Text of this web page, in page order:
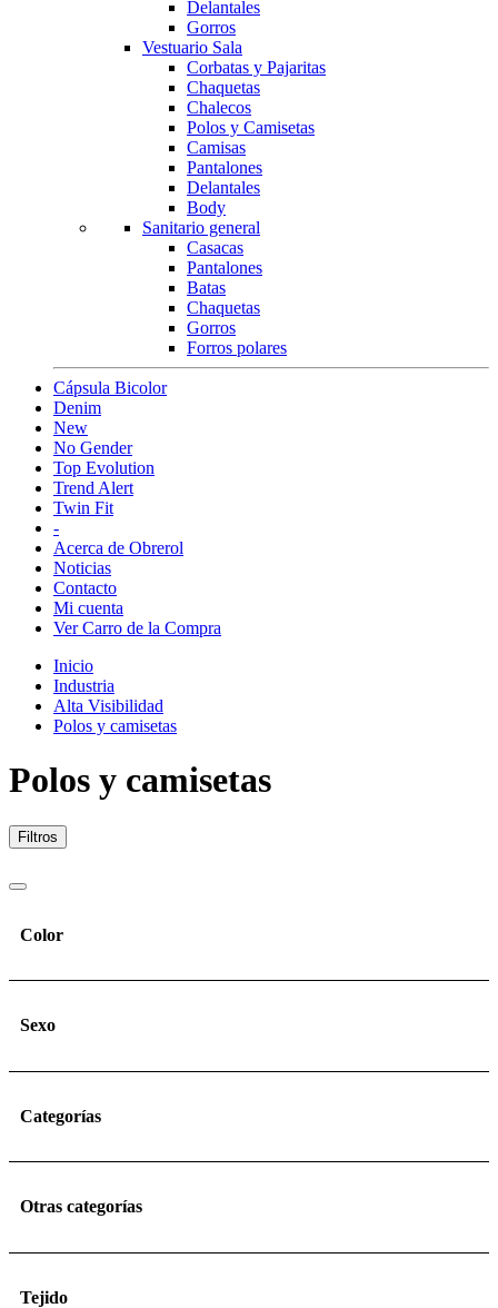
Delantales
Gorros
Vestuario Sala
Corbatas y Pajaritas
Chaquetas
Chalecos
Polos y Camisetas
Camisas
Pantalones
Delantales
Body
Sanitario general
Casacas
Pantalones
Batas
Chaquetas
Gorros
Forros polares
Cápsula Bicolor
Denim
New
No Gender
Top Evolution
Trend Alert
Twin Fit
-
Acerca de Obrerol
Noticias
Contacto
Mi cuenta
Ver Carro de la Compra
Inicio
Industria
Alta Visibilidad
Polos y camisetas
Polos y camisetas
Filtros
Color
Sexo
Categorías
Otras categorías
Tejido